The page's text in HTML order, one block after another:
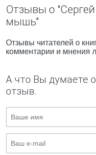
Отзывы о
мышь"
Отзывы читателей о
комментарии и мнения
А что Вы думаете
отзыв.